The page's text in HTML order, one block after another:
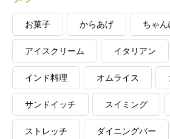
お菓子 からあげ ちゃん
アイスクリーム イタリアン
インド料理 オムライス
サンドイッチ スイミング
ストレッチ ダイニングバー